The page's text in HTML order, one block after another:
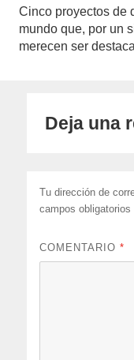
Cinco proyectos de
mundo que, por un
merecen ser
Deja una
Tu dirección de
campos
COMENTARIO*